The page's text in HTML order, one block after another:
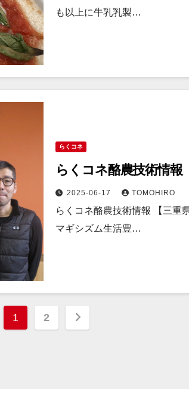
も以上に牛乳乳製…
らくコネ
らくコネ酪農技術情報
2025-06-17 TOMOHIRO
らくコネ酪農技術情報 【三重
マギシズム生活豊…
投
1 2